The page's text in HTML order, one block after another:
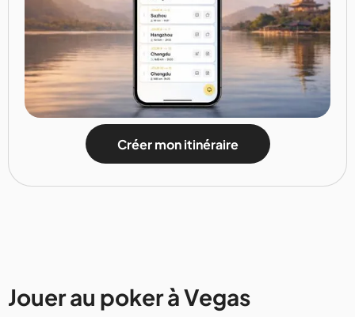
Créer mon itinéraire
Jouer au poker à Vegas